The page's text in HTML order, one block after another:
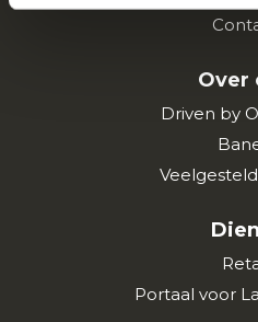
Over
Driven by
Portaal voor